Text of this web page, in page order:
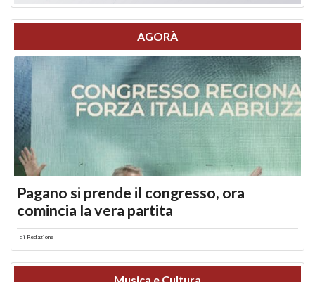
AGORÀ
Pagano si prende il congresso, ora
comincia la vera partita
di Redazione